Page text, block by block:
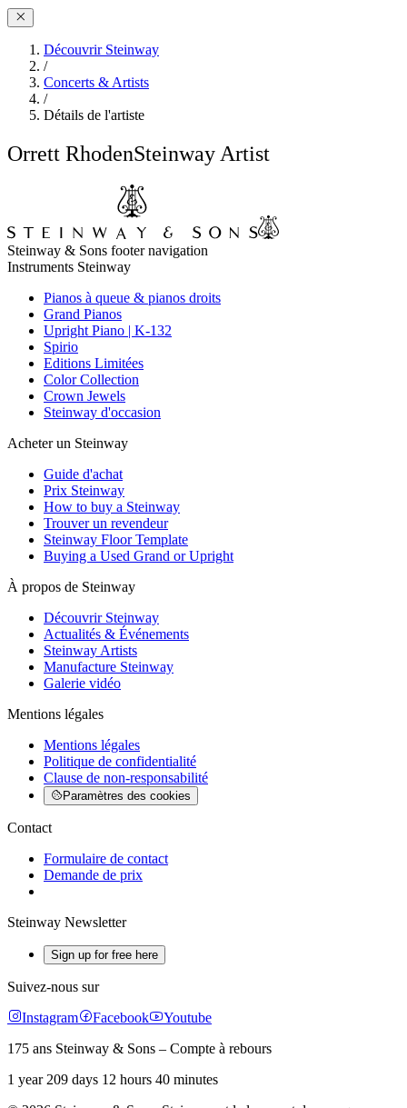
Découvrir Steinway
/
Concerts & Artists
/
Détails de l'artiste
Orrett RhodenSteinway Artist
Steinway & Sons footer navigation
Instruments Steinway
Pianos à queue & pianos droits
Grand Pianos
Upright Piano | K-132
Spirio
Editions Limitées
Color Collection
Crown Jewels
Steinway d'occasion
Acheter un Steinway
Guide d'achat
Prix Steinway
How to buy a Steinway
Trouver un revendeur
Steinway Floor Template
Buying a Used Grand or Upright
À propos de Steinway
Découvrir Steinway
Actualités & Événements
Steinway Artists
Manufacture Steinway
Galerie vidéo
Mentions légales
Mentions légales
Politique de confidentialité
Clause de non-responsabilité
Paramètres des cookies
Contact
Formulaire de contact
Demande de prix
Steinway Newsletter
Sign up for free here
Suivez-nous sur
Instagram
Facebook
Youtube
175 ans Steinway & Sons – Compte à rebours
1 year 209 days 12 hours 40 minutes